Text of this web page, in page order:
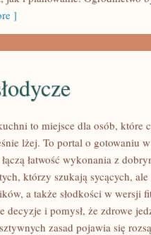
]
to miejsce dla osób, które
lżej. To portal o gotowaniu
łatwość wykonania z
którzy szukają sycących,
a także słodkości w wersji
decyzje i pomysł, że zdrowe
zasad pojawia się